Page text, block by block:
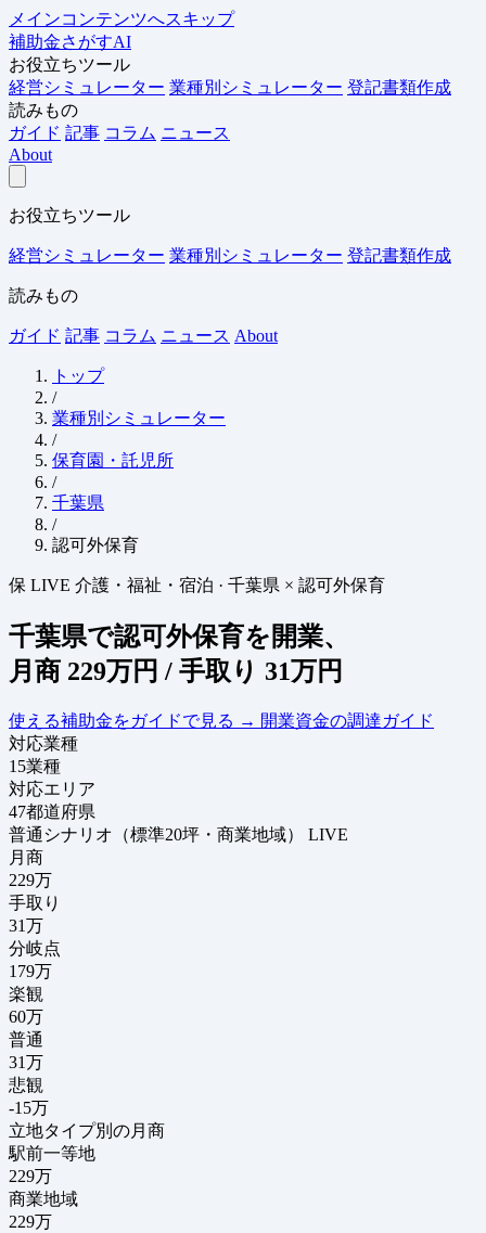
メインコンテンツへスキップ
補助金さがすAI
お役立ちツール
経営シミュレーター 業種別シミュレーター 登記書類作成
読みもの
ガイド 記事 コラム ニュース
About
お役立ちツール
経営シミュレーター 業種別シミュレーター 登記書類作成
読みもの
ガイド 記事 コラム ニュース About
トップ
/
業種別シミュレーター
/
保育園・託児所
/
千葉県
/
認可外保育
保 LIVE 介護・福祉・宿泊 · 千葉県 × 認可外保育
千葉県で認可外保育を開業、
月商 229万円 / 手取り 31万円
使える補助金をガイドで見る → 開業資金の調達ガイド
対応業種
15業種
対応エリア
47都道府県
普通シナリオ（標準20坪・商業地域）
LIVE
月商
229万
手取り
31万
分岐点
179万
楽観
60万
普通
31万
悲観
-15万
立地タイプ別の月商
駅前一等地
229万
商業地域
229万